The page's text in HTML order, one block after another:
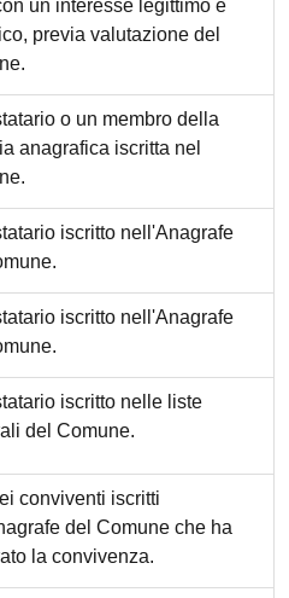
un interesse legittimo e
previa valutazione del
o un membro della
anagrafica iscritta nel
iscritto nell'Anagrafe
iscritto nell'Anagrafe
iscritto nelle liste
del Comune.
conviventi iscritti
del Comune che ha
la convivenza.